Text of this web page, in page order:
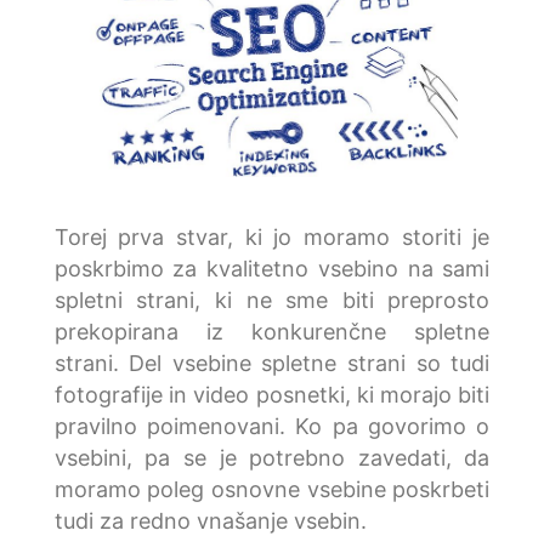
Torej prva stvar, ki jo moramo storiti je
poskrbimo za kvalitetno vsebino na sami
spletni strani, ki ne sme biti preprosto
prekopirana iz konkurenčne spletne
strani. Del vsebine spletne strani so tudi
fotografije in video posnetki, ki morajo biti
pravilno poimenovani. Ko pa govorimo o
vsebini, pa se je potrebno zavedati, da
moramo poleg osnovne vsebine poskrbeti
tudi za redno vnašanje vsebin.